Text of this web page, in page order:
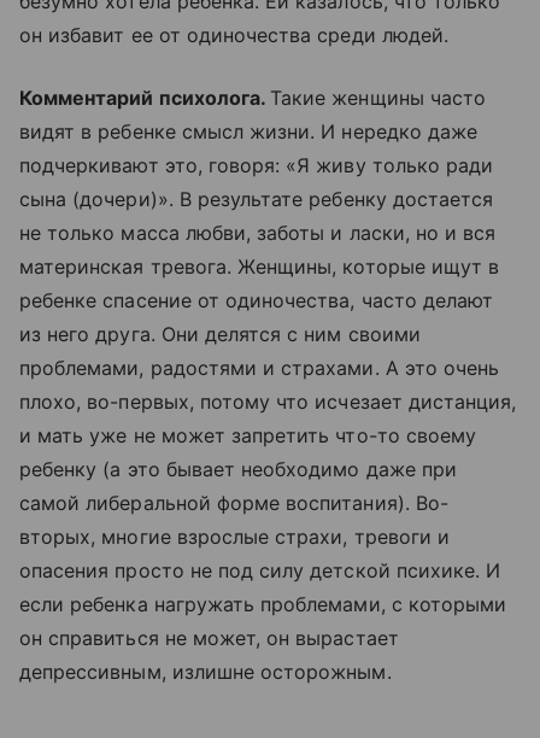
он избавит ее от одиночества среди людей.
Комментарий психолога. Такие женщины часто
видят в ребенке смысл жизни. И нередко даже
подчеркивают это, говоря: «Я живу только ради
сына (дочери)». В результате ребенку достается
не только масса любви, заботы и ласки, но и вся
материнская тревога. Женщины, которые ищут в
ребенке спасение от одиночества, часто делают
из него друга. Они делятся с ним своими
проблемами, радостями и страхами. А это очень
плохо, во-первых, потому что исчезает дистанция,
и мать уже не может запретить что-то своему
ребенку (а это бывает необходимо даже при
самой либеральной форме воспитания). Во-
вторых, многие взрослые страхи, тревоги и
опасения просто не под силу детской психике. И
если ребенка нагружать проблемами, с которыми
он справиться не может, он вырастает
депрессивным, излишне осторожным.